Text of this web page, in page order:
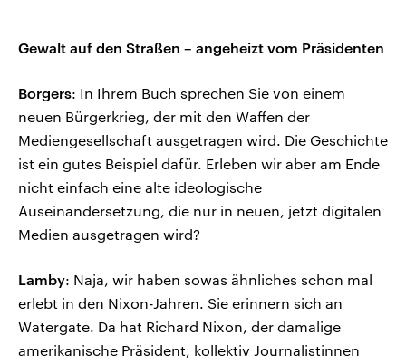
Gewalt auf den Straßen – angeheizt vom Präsidenten
Borgers: In Ihrem Buch sprechen Sie von einem
neuen Bürgerkrieg, der mit den Waffen der
Mediengesellschaft ausgetragen wird. Die Geschichte
ist ein gutes Beispiel dafür. Erleben wir aber am Ende
nicht einfach eine alte ideologische
Auseinandersetzung, die nur in neuen, jetzt digitalen
Medien ausgetragen wird?
Lamby: Naja, wir haben sowas ähnliches schon mal
erlebt in den Nixon-Jahren. Sie erinnern sich an
Watergate. Da hat Richard Nixon, der damalige
amerikanische Präsident, kollektiv Journalistinnen